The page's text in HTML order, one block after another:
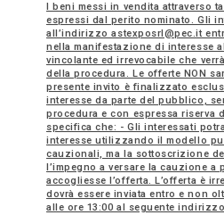
I beni messi in vendita attraverso
espressi dal perito nominato. Gli
all’indirizzo astexposrl@pec.it
nella manifestazione di interesse
vincolante ed irrevocabile che
della procedura. Le offerte NON
presente invito è finalizzato
interesse da parte del pubblico,
procedura e con espressa riserva
specifica che: - Gli interessati
interesse utilizzando il modello
cauzionali, ma la sottoscrizione
l’impegno a versare la cauzione
accogliesse l’offerta. L’offerta è
dovrà essere inviata entro e non
alle ore 13:00 al seguente